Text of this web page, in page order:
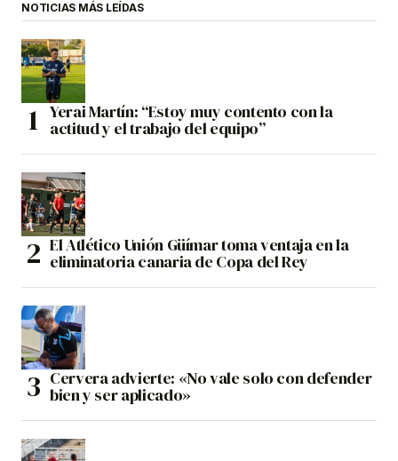
NOTICIAS MÁS LEÍDAS
Yerai Martín: “Estoy muy contento con la
actitud y el trabajo del equipo”
El Atlético Unión Güímar toma ventaja en la
eliminatoria canaria de Copa del Rey
Cervera advierte: «No vale solo con defender
bien y ser aplicado»